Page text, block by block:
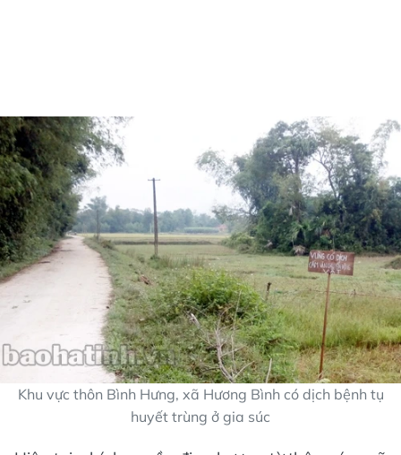
Khu vực thôn Bình Hưng, xã Hương Bình có dịch bệnh tụ
huyết trùng ở gia súc